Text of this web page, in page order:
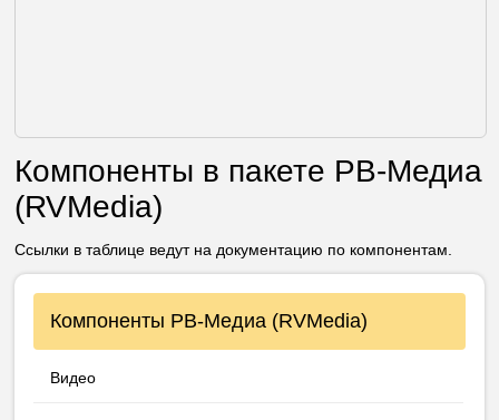
Компоненты в пакете РВ-Медиа
(RVMedia)
Ссылки в таблице ведут на документацию по компонентам.
Компоненты РВ-Медиа (RVMedia)
Видео